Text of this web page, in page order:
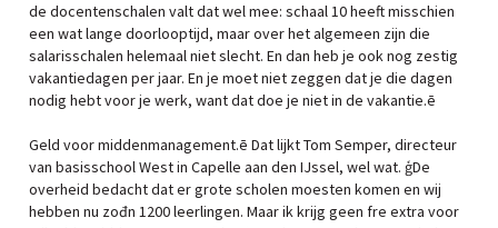
de docentenschalen valt dat wel mee: schaal 10 heeft misschien
een wat lange doorlooptijd, maar over het algemeen zijn die
salarisschalen helemaal niet slecht. En dan heb je ook nog zestig
vakantiedagen per jaar. En je moet niet zeggen dat je die dagen
nodig hebt voor je werk, want dat doe je niet in de vakantie.ē
Geld voor middenmanagement.ē Dat lijkt Tom Semper, directeur
van basisschool West in Capelle aan den IJssel, wel wat. ģDe
overheid bedacht dat er grote scholen moesten komen en wij
hebben nu zođn 1200 leerlingen. Maar ik krijg geen fre extra voor